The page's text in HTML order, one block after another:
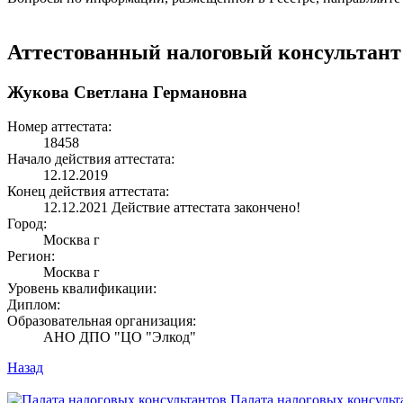
Аттестованный налоговый консультант
Жукова Светлана Германовна
Номер аттестата:
18458
Начало действия аттестата:
12.12.2019
Конец действия аттестата:
12.12.2021 Действие аттестата закончено!
Город:
Москва г
Регион:
Москва г
Уровень квалификации:
Диплом:
Образовательная организация:
АНО ДПО "ЦО "Элкод"
Назад